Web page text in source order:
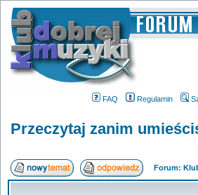
FAQ Regulamin
Przeczytaj zanim
Forum: